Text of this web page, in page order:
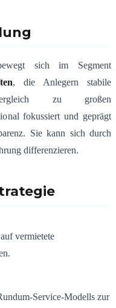
sich im Segment
, die Anlegern stabile
zu großen
fokussiert und geprägt
Sie kann sich durch
differenzieren.
vermietete
Service-Modells zur